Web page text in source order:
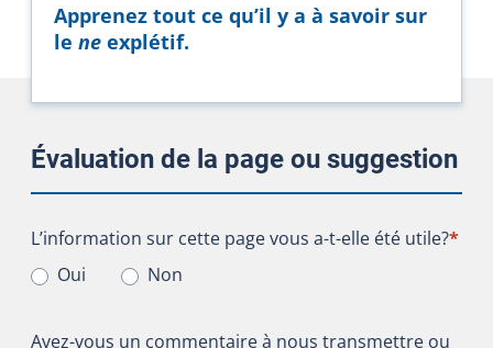
Apprenez tout ce qu’il y a à savoir sur
le ne explétif.
Évaluation de la page ou suggestion
L’information sur cette page vous a-t-elle été utile?
L’information sur cette page vous a-t-elle été utile?*
Oui
Non
Avez-vous un commentaire à nous transmettre ou